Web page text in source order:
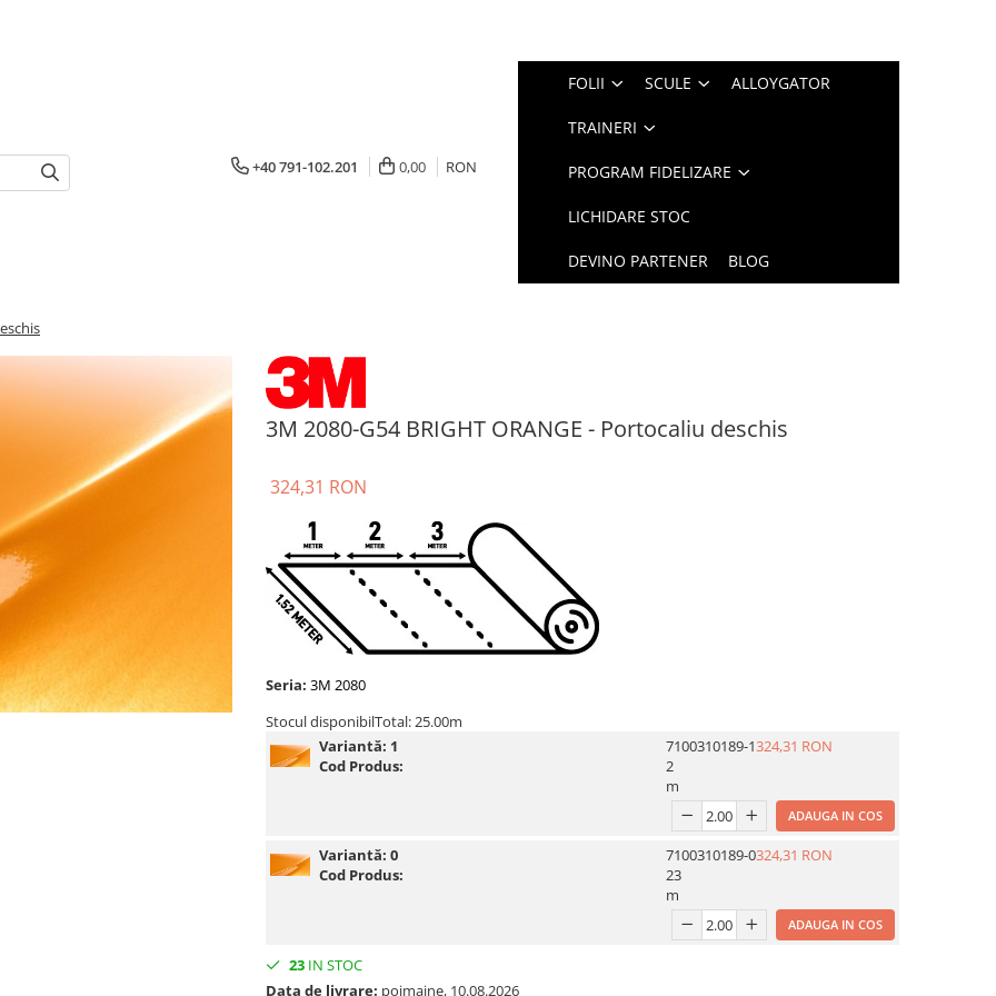
+40 791-102.201 0,00 RON
FOLII SCULE ALLOYGATOR
TRAINERI
PROGRAM FIDELIZARE
LICHIDARE STOC
DEVINO PARTENER BLOG
3M 2080-G54 BRIGHT ORANGE - Portocaliu deschis
324,31 RON
Seria: 3M 2080
Stocul disponibilTotal: 25.00m
Variantă: 1
Cod Produs:
7100310189-1324,31 RON
2
m
ADAUGA IN COS
Variantă: 0
Cod Produs:
7100310189-0324,31 RON
23
m
ADAUGA IN COS
23 IN STOC
Data de livrare: poimaine, 10.08.2026